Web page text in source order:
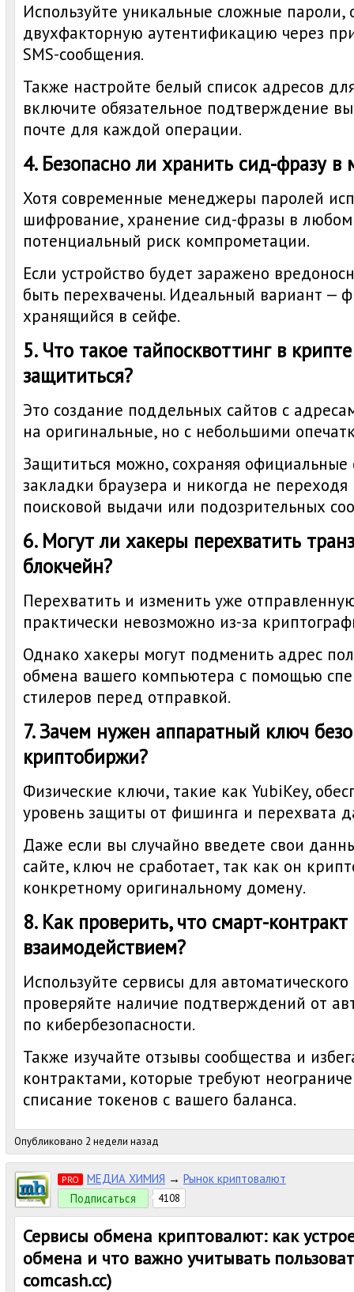
Используйте уникальные сложные пароли,
двухфакторную аутентификацию через
SMS-сообщения.
Также настройте белый список адресов
включите обязательное подтверждение
почте для каждой операции.
4. Безопасно ли хранить сид-фразу в
Хотя современные менеджеры паролей
шифрование, хранение сид-фразы в
потенциальный риск компрометации.
Если устройство будет заражено
быть перехвачены. Идеальный вариант —
хранящийся в сейфе.
5. Что такое тайпосквоттинг в
защититься?
Это создание поддельных сайтов с
на оригинальные, но с небольшими
Защититься можно, сохраняя официальные
закладки браузера и никогда не
поисковой выдачи или подозрительных
6. Могут ли хакеры перехватить
блокчейн?
Перехватить и изменить уже
практически невозможно из-за
Однако хакеры могут подменить адрес
обмена вашего компьютера с помощью
стилеров перед отправкой.
7. Зачем нужен аппаратный ключ
криптобиржи?
Физические ключи, такие как YubiKey,
уровень защиты от фишинга и перехвата
Даже если вы случайно введете свои
сайте, ключ не сработает, так как он
конкретному оригинальному домену.
8. Как проверить, что смарт-
взаимодействием?
Используйте сервисы для
проверяйте наличие подтверждений от
по кибербезопасности.
Также изучайте отзывы сообщества и
контрактами, которые требуют
списание токенов с вашего баланса.
Опубликовано 2 недели назад
PRO МЕДИА ХИМИЯ → Рынок криптовалют
Подписаться
4108
Сервисы обмена криптовалют: как
обмена и что важно учитывать
comcash.cc)